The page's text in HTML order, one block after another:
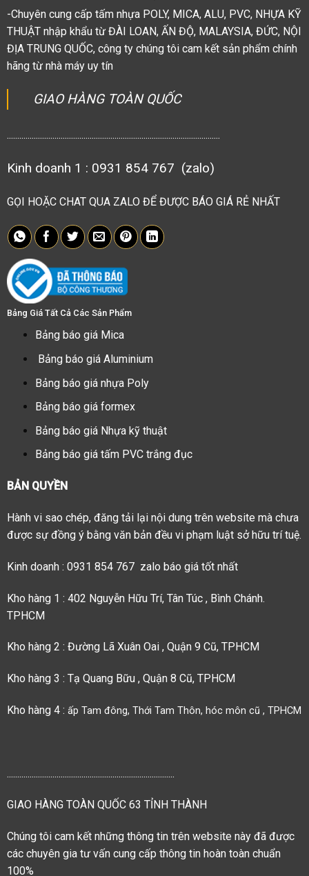
-Chuyên cung cấp tấm nhựa POLY, MICA, ALU, PVC, NHỰA KỸ
THUẬT nhập khẩu từ ĐÀI LOAN, ẤN ĐỘ, MALAYSIA, ĐỨC, NỘI
ĐỊA TRUNG QUỐC, công ty chúng tôi cam kết sản phẩm chính
hãng từ nhà máy uy tín
GIAO HÀNG TOÀN QUỐC
.......................................................................................................
Kinh doanh 1 : 0931 854 767 (zalo)
GỌI HOẶC CHAT QUA ZALO ĐỂ ĐƯỢC BÁO GIÁ RẺ NHẤT
Bảng Giá Tất Cả Các Sản Phẩm
Bảng báo giá Mica
Bảng báo giá Aluminium
Bảng báo giá nhựa Poly
Bảng báo giá formex
Bảng báo giá Nhựa kỹ thuật
Bảng báo giá tấm PVC trắng đục
BẢN QUYỀN
Hành vi sao chép, đăng tải lại nội dung trên website mà chưa
được sự đồng ý bằng văn bản đều vi phạm luật sở hữu trí tuệ.
Kinh doanh : 0931 854 767 zalo báo giá tốt nhất
Kho hàng 1 : 402 Nguyễn Hữu Trí, Tân Túc , Bình Chánh.
TPHCM
Kho hàng 2 : Đường Lã Xuân Oai , Quận 9 Cũ, TPHCM
Kho hàng 3 : Tạ Quang Bữu , Quận 8 Cũ, TPHCM
Kho hàng 4 : ấp Tam đông, Thới Tam Thôn, hóc môn cũ , TPHCM
.................................................................................
GIAO HÀNG TOÀN QUỐC 63 TỈNH THÀNH
Chúng tôi cam kết những thông tin trên website này đã được
các chuyên gia tư vấn cung cấp thông tin hoàn toàn chuẩn
100%